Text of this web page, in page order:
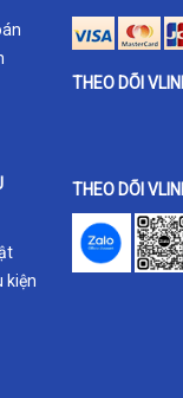
kiện
THEO DÕI
THEO DÕI